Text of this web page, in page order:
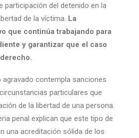
participación del detenido en la
de la víctima. La
que continúa trabajando para
y garantizar que el caso
contempla sanciones
particulares que
de la libertad de una persona.
penal explican que este tipo de
una acreditación sólida de los